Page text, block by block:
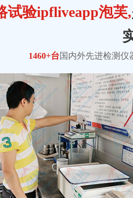
试验ipfliveapp泡芙,
1460+台 国内外先进检测仪